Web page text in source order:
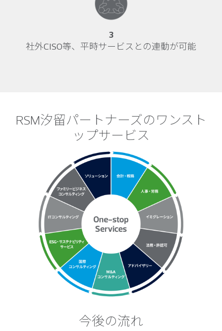
3
社外CISO等、平時サービスとの連動が可能
RSM汐留パートナーズのワンスト
ップサービス
今後の流れ